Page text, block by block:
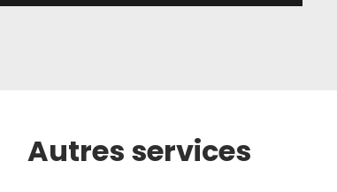
Autres services